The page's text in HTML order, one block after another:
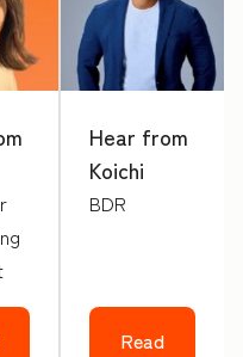
Hear from
Koichi
BDR
Read